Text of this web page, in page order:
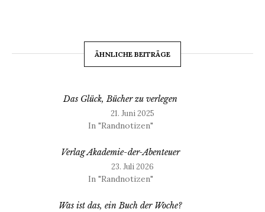
ÄHNLICHE BEITRÄGE
Das Glück, Bücher zu verlegen
21. Juni 2025
In "Randnotizen"
Verlag Akademie-der-Abenteuer
23. Juli 2026
In "Randnotizen"
Was ist das, ein Buch der Woche?